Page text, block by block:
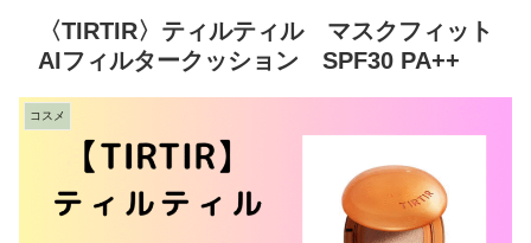
〈TIRTIR〉ティルティル マスクフィット
AIフィルタークッション SPF30 PA++
コスメ